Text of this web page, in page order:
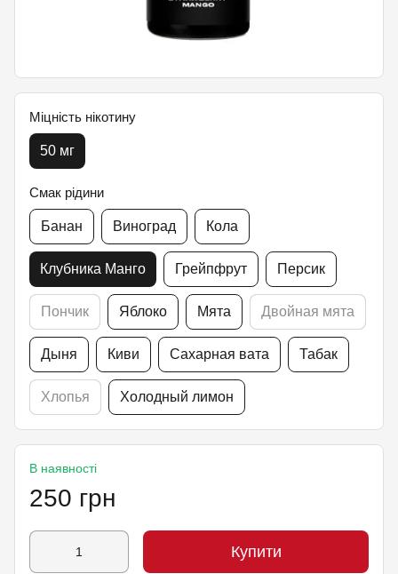
Міцність нікотину
50 мг
Смак рідини
Банан Виноград Кола
Клубника Манго Грейпфрут Персик
Пончик Яблоко Мята Двойная мята
Дыня Киви Сахарная вата Табак
Хлопья Холодный лимон
В наявності
250 грн
Купити